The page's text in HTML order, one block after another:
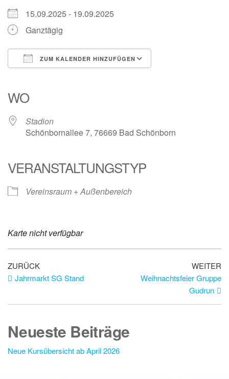
15.09.2025 - 19.09.2025
Ganztägig
ZUM KALENDER HINZUFÜGEN
WO
Stadion
Schönbornallee 7, 76669 Bad Schönborn
VERANSTALTUNGSTYP
Vereinsraum + Außenbereich
Karte nicht verfügbar
ZURÜCK
Jahrmarkt SG Stand
WEITER
Weihnachtsfeier Gruppe
Gudrun
Neueste Beiträge
Neue Kursübersicht ab April 2026